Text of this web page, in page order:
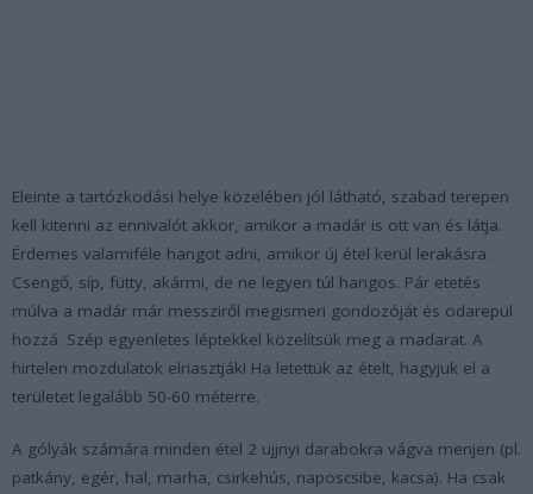
Eleinte a tartózkodási helye közelében jól látható, szabad terepen
kell kitenni az ennivalót akkor, amikor a madár is ott van és látja.
Érdemes valamiféle hangot adni, amikor új étel kerül lerakásra.
Csengő, síp, fütty, akármi, de ne legyen túl hangos. Pár etetés
múlva a madár már messziről megismeri gondozóját és odarepül
hozzá. Szép egyenletes léptekkel közelítsük meg a madarat. A
hirtelen mozdulatok elriasztják! Ha letettük az ételt, hagyjuk el a
területet legalább 50-60 méterre.
A gólyák számára minden étel 2 ujjnyi darabokra vágva menjen (pl.
patkány, egér, hal, marha, csirkehús, naposcsibe, kacsa). Ha csak